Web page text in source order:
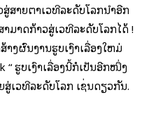
ສາຍຕາເວທີລະດັບໂລກນໍາອີກ
ມາດກ້າວສູ່ເວທີລະດັບໂລກໄດ້ !
ງຜົນງານຮູບເງົາເລື່ອງໃຫມ່
“ ຮູບເງົາເລື່ອງນີ້ກໍເປັນອີກໜື່ງ
ເວທີລະດັບໂລກ ເຊັ່ນດຽວກັນ.